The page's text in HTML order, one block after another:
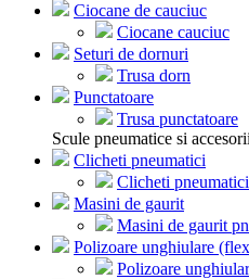
Ciocane de cauciuc
Ciocane cauciuc
Seturi de dornuri
Trusa dorn
Punctatoare
Trusa punctatoare
Scule pneumatice si
Clicheti pneumatici
Clicheti
Masini de gaurit
Masini de gaurit
Polizoare unghiulare
Polizoare